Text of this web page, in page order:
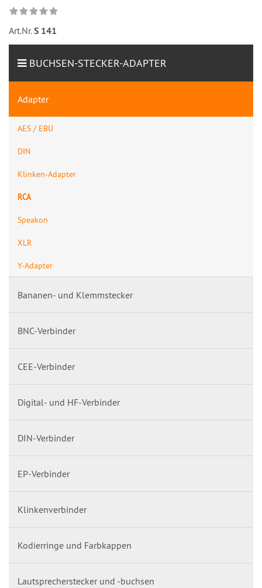
Art.Nr.S 141
BUCHSEN-STECKER-ADAPTER
Adapter
AES / EBU
DIN
Klinken-Adapter
RCA
Speakon
XLR
Y-Adapter
Bananen- und Klemmstecker
BNC-Verbinder
CEE-Verbinder
Digital- und HF-Verbinder
DIN-Verbinder
EP-Verbinder
Klinkenverbinder
Kodierringe und Farbkappen
Lautsprecherstecker und -buchsen